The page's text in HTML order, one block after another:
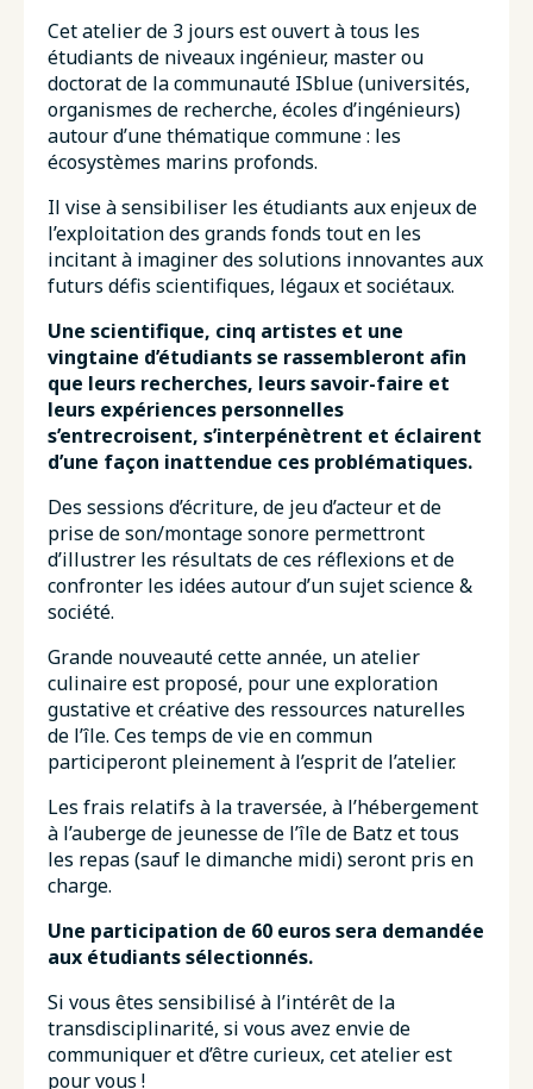
Cet atelier de 3 jours est ouvert à tous les
étudiants de niveaux ingénieur, master ou
doctorat de la communauté ISblue (universités,
organismes de recherche, écoles d’ingénieurs)
autour d’une thématique commune : les
écosystèmes marins profonds.
Il vise à sensibiliser les étudiants aux enjeux de
l’exploitation des grands fonds tout en les
incitant à imaginer des solutions innovantes aux
futurs défis scientifiques, légaux et sociétaux.
Une scientifique, cinq artistes et une
vingtaine d’étudiants se rassembleront afin
que leurs recherches, leurs savoir-faire et
leurs expériences personnelles
s’entrecroisent, s’interpénètrent et éclairent
d’une façon inattendue ces problématiques.
Des sessions d’écriture, de jeu d’acteur et de
prise de son/montage sonore permettront
d’illustrer les résultats de ces réflexions et de
confronter les idées autour d’un sujet science &
société.
Grande nouveauté cette année, un atelier
culinaire est proposé, pour une exploration
gustative et créative des ressources naturelles
de l’île. Ces temps de vie en commun
participeront pleinement à l’esprit de l’atelier.
Les frais relatifs à la traversée, à l’hébergement
à l’auberge de jeunesse de l’île de Batz et tous
les repas (sauf le dimanche midi) seront pris en
charge.
Une participation de 60 euros sera demandée
aux étudiants sélectionnés.
Si vous êtes sensibilisé à l’intérêt de la
transdisciplinarité, si vous avez envie de
communiquer et d’être curieux, cet atelier est
pour vous !